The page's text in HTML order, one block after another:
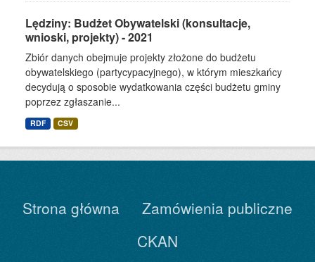
Lędziny: Budżet Obywatelski (konsultacje,
wnioski, projekty) - 2021
Zbiór danych obejmuje projekty złożone do budżetu
obywatelskiego (partycypacyjnego), w którym mieszkańcy
decydują o sposobie wydatkowania części budżetu gminy
poprzez zgłaszanie...
RDF CSV
Strona główna
Zamówienia publiczne
CKAN